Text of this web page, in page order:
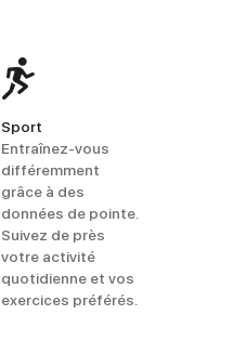
Sport
Entraînez-vous
différemment
grâce à des
données de pointe.
Suivez de près
votre activité
quotidienne et vos
exercices préférés.